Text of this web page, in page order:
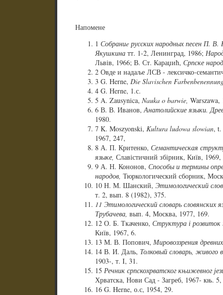
Напомене
1 Собраниe русских народных песен П. В.
Якушкинатт. 1-2, Ленинград, 1986;
Львів, 1966; В. Ст. Караџић, Српске
2 Овде и надаље ЛСВ - лексичко-
3 G. Herne, Die Slavischen
4 G. Herne, 1.с.
5 A. Zausynica, Nauka o barwie,
6 В. В. Иванов,Анатолийские языки.
1980.
7 K. Moszyonski, Kultura ludowa slowian,
1967, 247,
8 А. П. Критенко, Семантическая
языке, Славістичний збірник, Київ, 1969,
9 А. Н. Кононов, Способы и термины
народов, Тюркологический сборник,
10 Н. М. Шанский, Этимологический
т. 2, вып. 8 (1982), 375.
11 Этимологический словарь словянских
Трубачева, вып. 4, Москва, 1977, 169.
12 О. Б. Ткаченко, Структура і розвиток
Київ, 1967, 6.
13 М. В. Попович, Мировоззрения
14 В. И. Даль, Толковый словарь, живого
1903-, т. I, 31.
15 Речник српскохрватског књижевног
Хрватска, Нови Сад - Загреб, 1967- књ.
16 G. Herne, о.с, 1954, 29.